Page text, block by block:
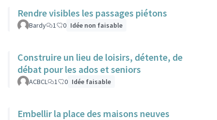
Rendre visibles les passages piétons
Bardy 1 0 Idée non faisable
Construire un lieu de loisirs, détente, de
débat pour les ados et seniors
ACBCL 1 0 Idée faisable
Embellir la place des maisons neuves